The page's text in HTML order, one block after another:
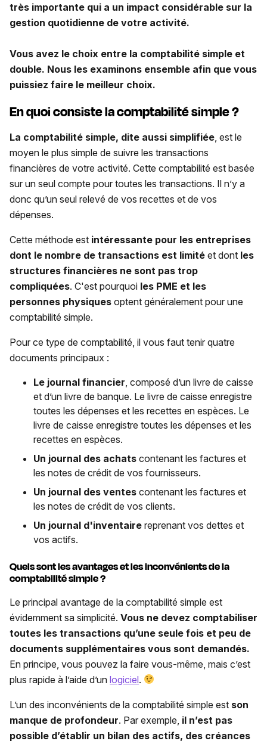
très importante qui a un impact considérable sur la
gestion quotidienne de votre activité.
Vous avez le choix entre la comptabilité simple et
double. Nous les examinons ensemble afin que vous
puissiez faire le meilleur choix.
En quoi consiste la comptabilité simple ?
La comptabilité simple, dite aussi simplifiée , est le
moyen le plus simple de suivre les transactions
financières de votre activité. Cette comptabilité est basée
sur un seul compte pour toutes les transactions. Il n’y a
donc qu’un seul relevé de vos recettes et de vos
dépenses.
Cette méthode est intéressante pour les entreprises
dont le nombre de transactions est limité et dont les
structures financières ne sont pas trop
compliquées. C'est pourquoi les PME et les
personnes physiques optent généralement pour une
comptabilité simple.
Pour ce type de comptabilité, il vous faut tenir quatre
documents principaux :
Le journal financier , composé d’un livre de caisse
et d’un livre de banque. Le livre de caisse enregistre
toutes les dépenses et les recettes en espèces. Le
livre de caisse enregistre toutes les dépenses et les
recettes en espèces.
Un journal des achats contenant les factures et
les notes de crédit de vos fournisseurs.
Un journal des ventes contenant les factures et
les notes de crédit de vos clients.
Un journal d'inventaire reprenant vos dettes et
vos actifs.
Quels sont les avantages et les inconvénients de la
comptabilité simple ?
Le principal avantage de la comptabilité simple est
évidemment sa simplicité. Vous ne devez comptabiliser
toutes les transactions qu’une seule fois et peu de
documents supplémentaires vous sont demandés.
En principe, vous pouvez la faire vous-même, mais c’est
plus rapide à l’aide d’un logiciel.
L’un des inconvénients de la comptabilité simple est son
manque de profondeur. Par exemple, il n’est pas
possible d’établir un bilan des actifs, des créances